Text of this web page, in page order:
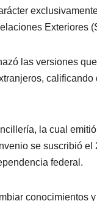
Exteriores
las versiones
la cual
se suscribió el
federal.
conocimientos